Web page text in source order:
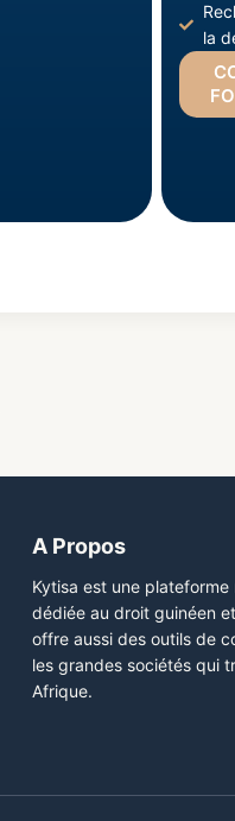
la
A Propos
Kytisa est une plateforme
dédiée au droit guinéen
offre aussi des outils de
les grandes sociétés qui
Afrique.